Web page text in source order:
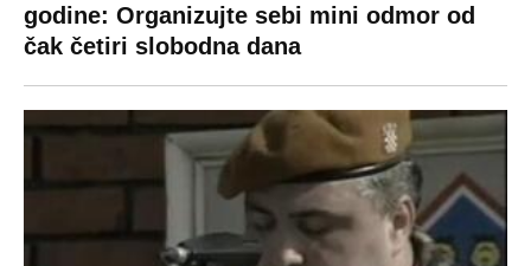
godine: Organizujte sebi mini odmor od
čak četiri slobodna dana